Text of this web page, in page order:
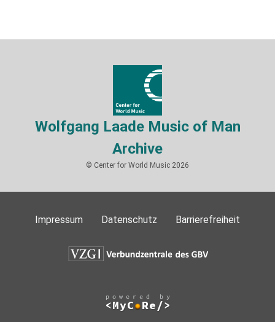
Wolfgang Laade Music of Man
Archive
© Center for World Music 2026
Impressum Datenschutz Barrierefreiheit